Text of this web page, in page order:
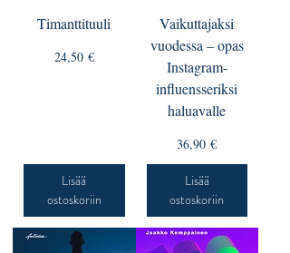
Timanttituuli
Hinta
24,50 €
Lisää
ostoskoriin
Vaikuttajaksi
vuodessa – opas
Instagram-
influensseriksi
haluavalle
Hinta
36,90 €
Lisää
ostoskoriin